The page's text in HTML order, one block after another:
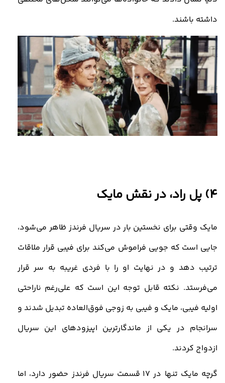
داشته باشند.
4) پل راد، در نقش مایک
مایک وقتی برای نخستین بار در سریال فرندز ظاهر می‌شود،
جایی است که جویی فراموش می‌کند برای فیبی قرار ملاقات
ترتیب دهد و در نهایت او را با فردی غریبه به سر قرار
می‌فرستد. نکته قابل توجه این است که علی‌رغم ناراحتی
اولیه فیبی، مایک و فیبی به زوجی فوق‌العاده تبدیل شدند و
سرانجام در یکی از ماندگارترین اپیزودهای این سریال
ازدواج کردند.
گرچه مایک تنها در 17
قسمت سریال فرندز حضور دارد، اما